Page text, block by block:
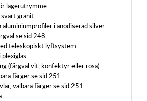
lagerutrymme
granit
aluminiumprofiler i anodiserad silver
se sid 248
teleskopiskt lyftsystem
(färgval vit, konfektyr eller rosa)
färger se sid 251
valbara färger se sid 251